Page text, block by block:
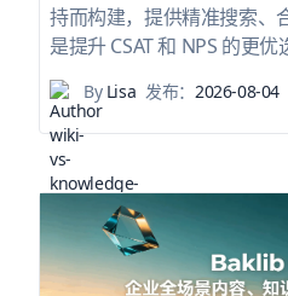
持而构建，提供精准搜索、
是提升 CSAT 和 NPS 的更优
ByLisa 发布： 2026-08-04